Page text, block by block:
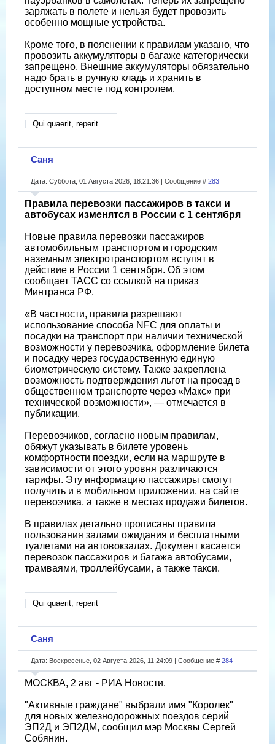
заряжать в полете и нельзя будет провозить
особенно мощные устройства.
Кроме того, в пояснении к правилам указано, что
провозить аккумуляторы в багаже категорически
запрещено. Внешние аккумуляторы обязательно
надо брать в ручную кладь и хранить в
доступном месте под контролем.
Qui quaerit, reperit
Саня
Дата: Суббота, 01 Августа 2026, 18:21:36 | Сообщение # 283
Правила перевозки пассажиров в такси и
автобусах изменятся в России с 1 сентября
Новые правила перевозки пассажиров
автомобильным транспортом и городским
наземным электротранспортом вступят в
действие в России 1 сентября. Об этом
сообщает ТАСС со ссылкой на приказ
Минтранса РФ.
«В частности, правила разрешают
использование способа NFC для оплаты и
посадки на транспорт при наличии технической
возможности у перевозчика, оформление билета
и посадку через государственную единую
биометрическую систему. Также закреплена
возможность подтверждения льгот на проезд в
общественном транспорте через «Макс» при
технической возможности», — отмечается в
публикации.
Перевозчиков, согласно новым правилам,
обяжут указывать в билете уровень
комфортности поездки, если на маршруте в
зависимости от этого уровня различаются
тарифы. Эту информацию пассажиры смогут
получить и в мобильном приложении, на сайте
перевозчика, а также в местах продажи билетов.
В правилах детально прописаны правила
пользования залами ожидания и бесплатными
туалетами на автовокзалах. Документ касается
перевозок пассажиров и багажа автобусами,
трамваями, троллейбусами, а также такси.
Qui quaerit, reperit
Саня
Дата: Воскресенье, 02 Августа 2026, 11:24:09 | Сообщение # 284
МОСКВА, 2 авг - РИА Новости.
"Активные граждане" выбрали имя "Королек"
для новых железнодорожных поездов серий
ЭП2Д и ЭП2ДМ, сообщил мэр Москвы Сергей
Собянин.